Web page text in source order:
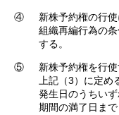
④
新株予約権の行
組織再編行為の
する。
⑤
新株予約権を行
上記（3）に定
発生日のうちい
期間の満了日まで